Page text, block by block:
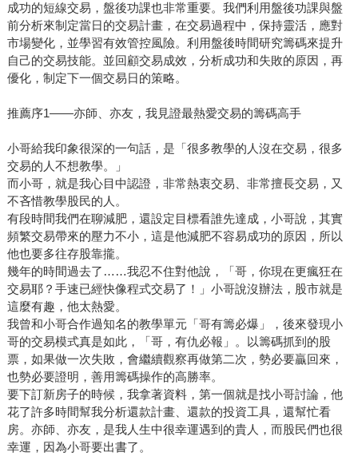
成功的短線交易，盤後功課也非常重要。我們利用盤後功課與盤
前分析來制定當日的交易計畫，在交易過程中，保持靈活，應對
市場變化，並學習有效管控風險。利用盤後時間研究籌碼來提升
自己的交易技能。並回顧交易成效，分析成功和失敗的原因，再
優化，制定下一個交易日的策略。
推薦序1——亦師、亦友，我見證最熱愛交易的籌碼高手
小哥給我印象很深的一句話，是「很多教學的人沒在交易，很多
交易的人不想教學。」
而小哥，就是我心目中認證，非常熱衷交易、非常擅長交易，又
不吝惜教學股民的人。
有段時間我們在聊減肥，還設定目標看誰先達成，小哥說，其實
頻繁交易帶來的壓力不小，這是他減肥不容易成功的原因，所以
他也要多往存股靠攏。
幾年的時間過去了……我忍不住對他說，「哥，你現在更瘋狂在
交易耶？手速已經快像程式交易了！」小哥說沒辦法，股市就是
這麼有趣，他太熱愛。
我曾和小哥合作過知名的教學單元「哥有籌必爆」，後來發現小
哥的交易模式真是如此，「哥，有仇必報」。以籌碼抓到的股
票，如果做一次失敗，會繼續觀察再做第二次，勢必要贏回來，
也勢必要證明，善用籌碼操作的高勝率。
要下訂新房子的時候，我拿著資料，第一個就是找小哥討論，他
花了許多時間幫我分析還款計畫、還款的投資工具，還幫忙看
房。亦師、亦友，是我人生中很幸運遇到的貴人，而股民們也很
幸運，因為小哥要出書了。